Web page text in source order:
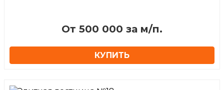
От 500 000 за м/п.
КУПИТЬ